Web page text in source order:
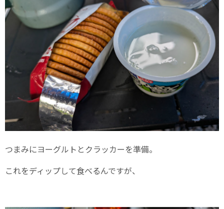
つまみにヨーグルトとクラッカーを準備。
これをディップして食べるんですが、